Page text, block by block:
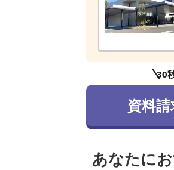
30
資料
あなたに